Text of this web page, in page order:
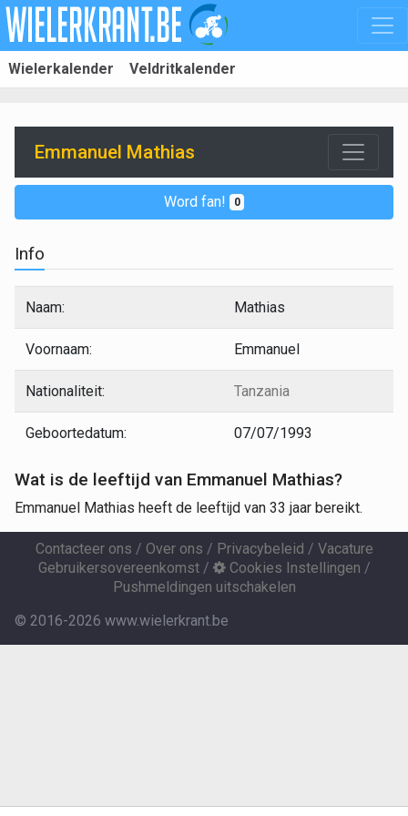
Wielerkalender Veldritkalender
Emmanuel Mathias
Word fan! 0
Info
Naam: Mathias
Voornaam: Emmanuel
Nationaliteit: Tanzania
Geboortedatum: 07/07/1993
Wat is de leeftijd van Emmanuel Mathias?
Emmanuel Mathias heeft de leeftijd van 33 jaar bereikt.
Contacteer ons / Over ons / Privacybeleid / Vacature
Gebruikersovereenkomst/ Cookies Instellingen /
Pushmeldingen uitschakelen
© 2016-2026 www.wielerkrant.be